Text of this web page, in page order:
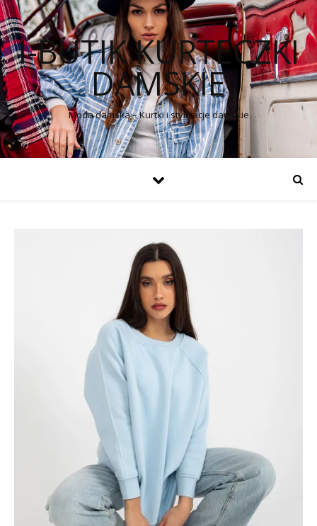
I-BUTIK KURTECZKI
DAMSKIE
Moda damska – Kurtki i stylizacje damskie